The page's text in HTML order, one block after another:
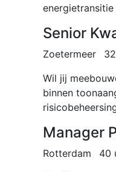
Senior
Zoetermeer
Wil jij
binnen
Manager
Rotterdam 40